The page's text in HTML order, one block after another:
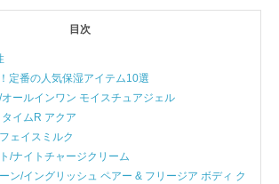
目次
定番の人気保湿アイテム10選
ールインワン モイスチュアジェル
イムR アクア
ェイスミルク
/ナイトチャージクリーム
ン/イングリッシュ ペアー & フリージア ボディ ク